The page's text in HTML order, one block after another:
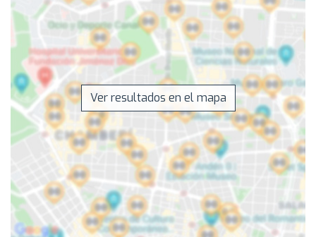
Ver resultados en el mapa